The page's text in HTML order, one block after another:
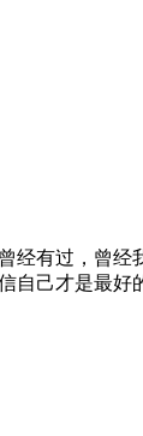
有过，曾经
己才是最